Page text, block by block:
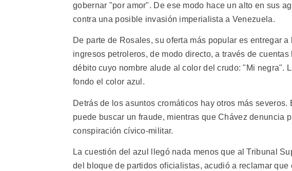
gobernar "por amor". De ese modo hace un alto en sus
contra una posible invasión imperialista a Venezuela.
De parte de Rosales, su oferta más popular es entregar
ingresos petroleros, de modo directo, a través de
débito cuyo nombre alude al color del crudo: "Mi negra".
fondo el color azul.
Detrás de los asuntos cromáticos hay otros más
puede buscar un fraude, mientras que Chávez denuncia
conspiración cívico-militar.
La cuestión del azul llegó nada menos que al Tribunal
del bloque de partidos oficialistas, acudió a reclamar